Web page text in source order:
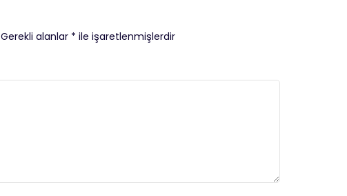
Gerekli alanlar * ile işaretlenmişlerdir